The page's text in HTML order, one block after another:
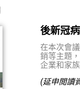
後新冠
在本次會
銷等主題
企業和家
(延申閲讀